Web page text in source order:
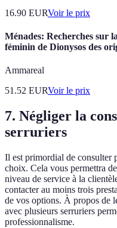
16.90 EURVoir le prix
Ménades: Recherches sur
féminin de Dionysos des
Ammareal
51.52 EURVoir le prix
7. Négliger la
serruriers
Il est primordial de consulter
choix. Cela vous permettra
niveau de service à la
contacter au moins trois
de vos options. À propos de
avec plusieurs serruriers
professionnalisme.